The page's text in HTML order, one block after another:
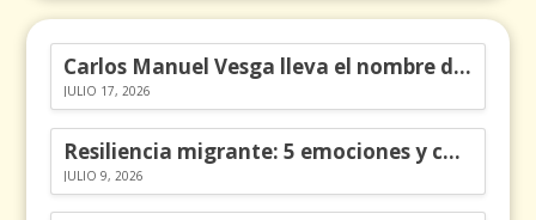
Carlos Manuel Vesga lleva el nombre de Colombia a los Emmy
JULIO 17, 2026
Resiliencia migrante: 5 emociones y cómo gestionarlas
JULIO 9, 2026